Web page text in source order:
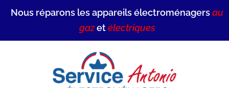
Nous réparons les appareils électroménagersau
gazetélectriques